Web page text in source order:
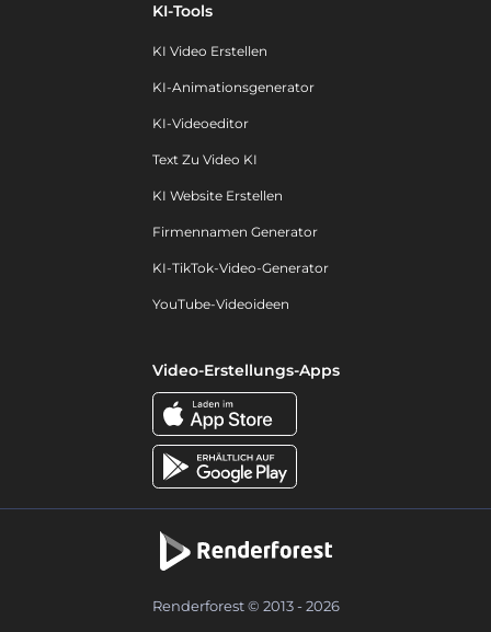
KI-Tools
KI Video Erstellen
KI-Animationsgenerator
KI-Videoeditor
Text Zu Video KI
KI Website Erstellen
Firmennamen Generator
KI-TikTok-Video-Generator
YouTube-Videoideen
Video-Erstellungs-Apps
Renderforest © 2013 - 2026